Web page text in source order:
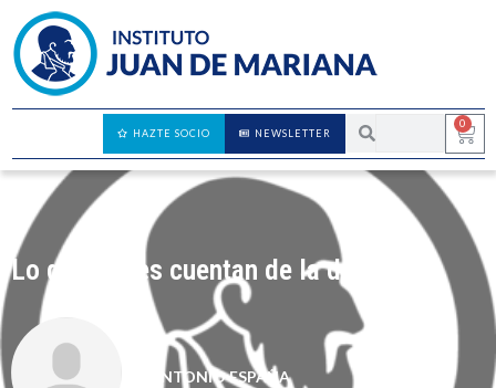
0
NEWSLETTER
HAZTE SOCIO
Lo que no les cuentan de la deflación
ANTONIO ESPAÑA